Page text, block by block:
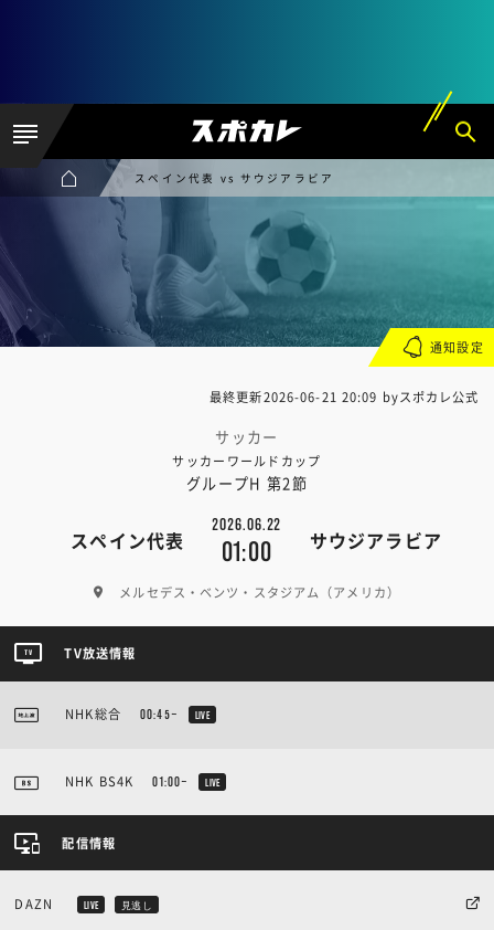
スペイン代表 vs サウジアラビア
最終更新2026-06-21 20:09 byスポカレ公式
サッカー
サッカーワールドカップ
グループH 第2節
スペイン代表
2026.06.22
01:00 サウジアラビア
メルセデス・ベンツ・スタジアム（アメリカ）
通知設定
TV放送情報
NHK総合 00:45~ LIVE
NHK BS4K 01:00~ LIVE
配信情報
DAZN LIVE 見逃し